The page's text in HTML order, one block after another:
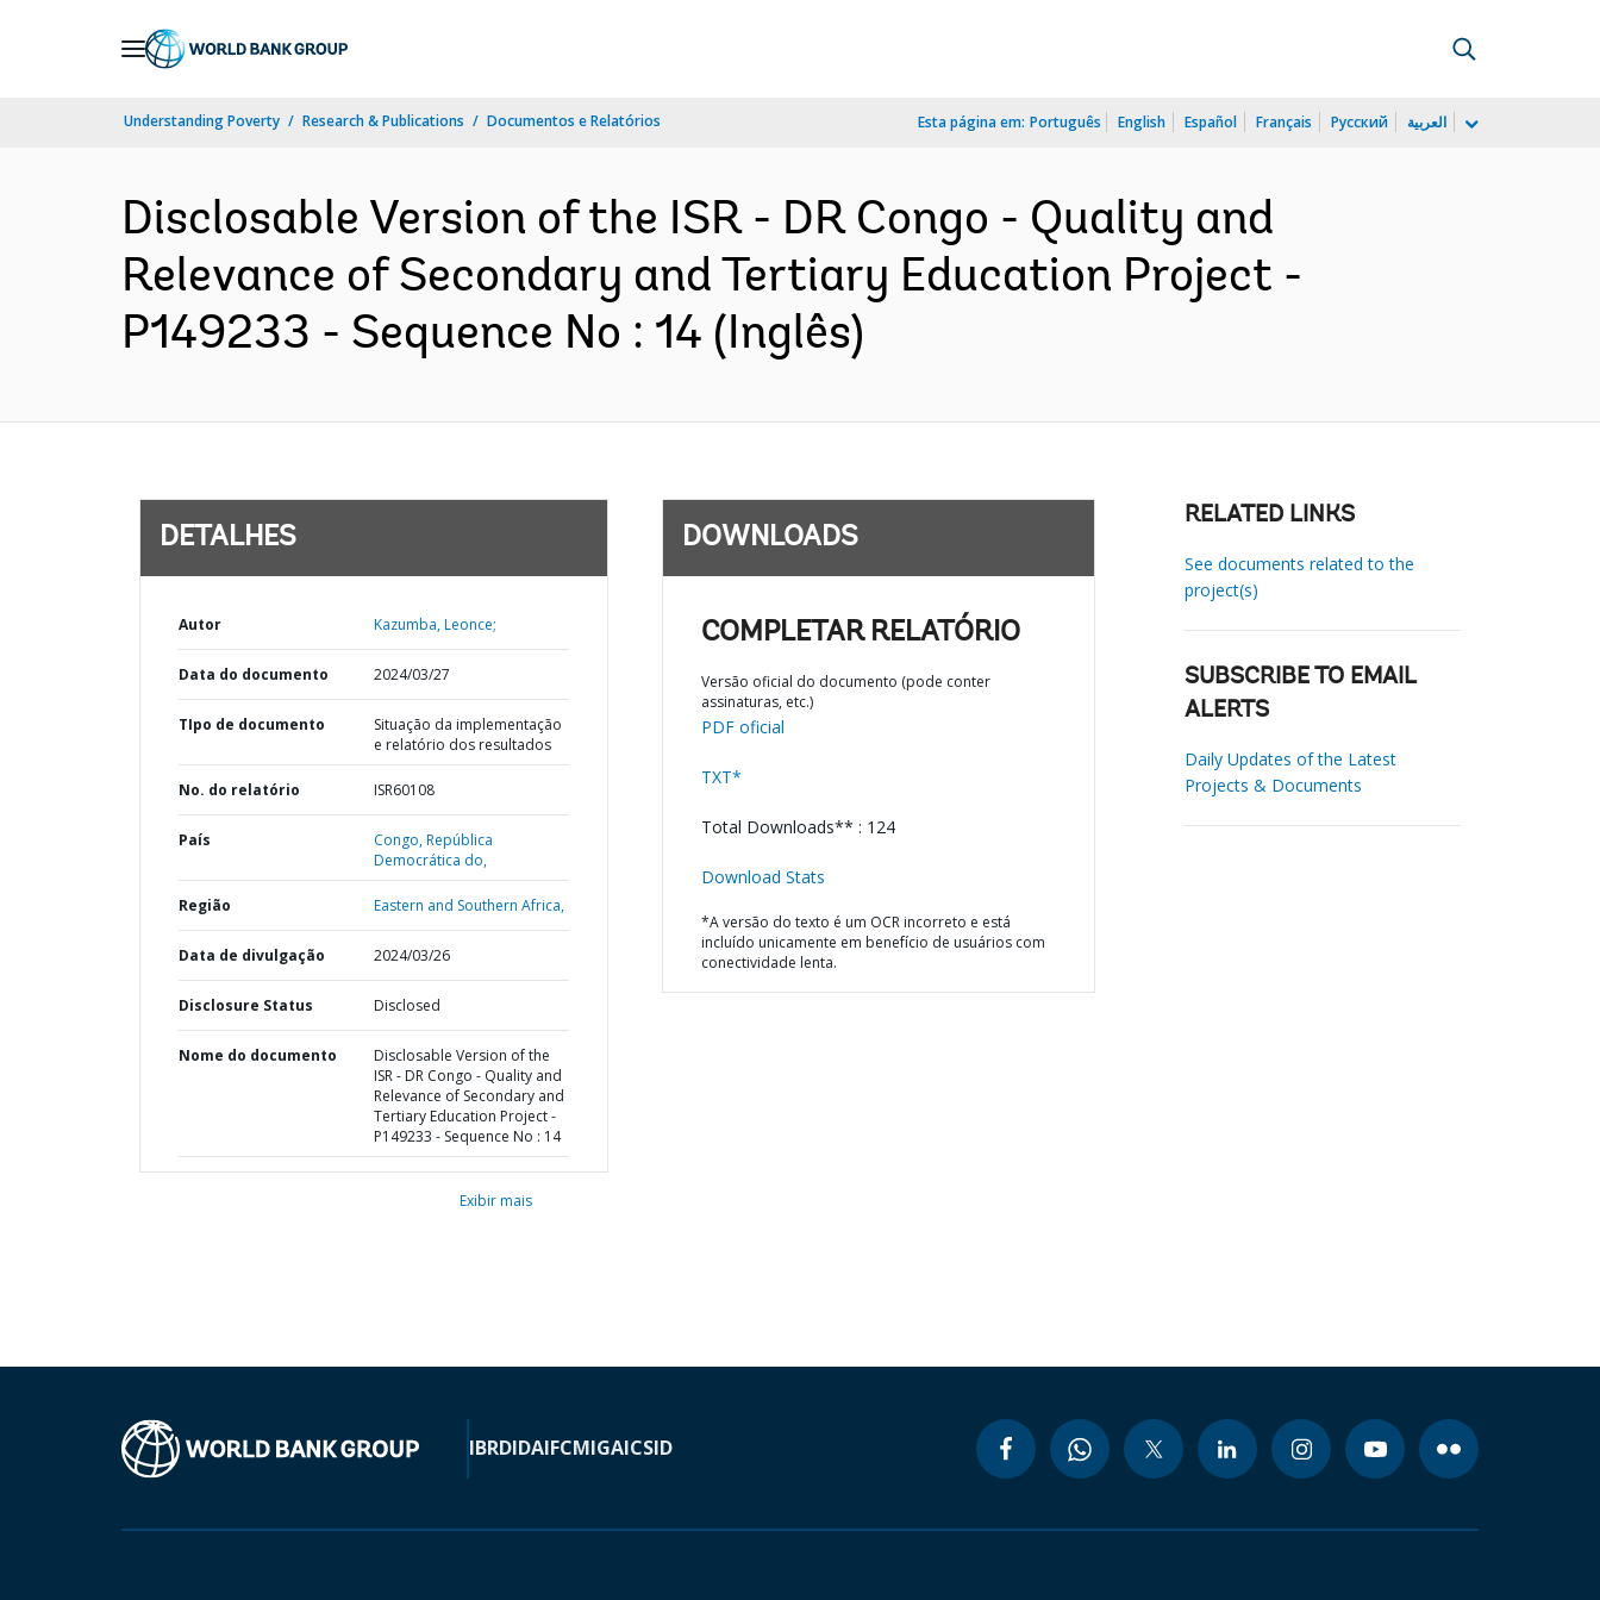
Understanding Poverty Research & Publications Documentos e Relatórios Esta página em: Português English Español Français Русский العربية
Disclosable Version of the ISR - DR Congo - Quality and
Relevance of Secondary and Tertiary Education Project -
P149233 - Sequence No : 14 (Inglês)
DETALHES
Autor Kazumba, Leonce;
Data do documento 2024/03/27
TIpo de documento
Situação da implementação
e relatório dos resultados
No. do relatório ISR60108
País Congo,República
Democrática do,
Região Eastern and Southern Africa,
Data de divulgação 2024/03/26
Disclosure Status Disclosed
Nome do documento
Disclosable Version of the
ISR - DR Congo - Quality and
Relevance of Secondary and
Tertiary Education Project -
P149233 - Sequence No : 14
Exibir mais
DOWNLOADS
COMPLETAR RELATÓRIO
Versão oficial do documento (pode conter
assinaturas, etc.)
PDF oficial
TXT*
Total Downloads** : 124
Download Stats
*A versão do texto é um OCR incorreto e está
incluído unicamente em benefício de usuários com
conectividade lenta.
RELATED LINKS
See documents related to the
project(s)
SUBSCRIBE TO EMAIL
ALERTS
Daily Updates of the Latest
Projects & Documents
IBRDIDAIFCMIGAICSID